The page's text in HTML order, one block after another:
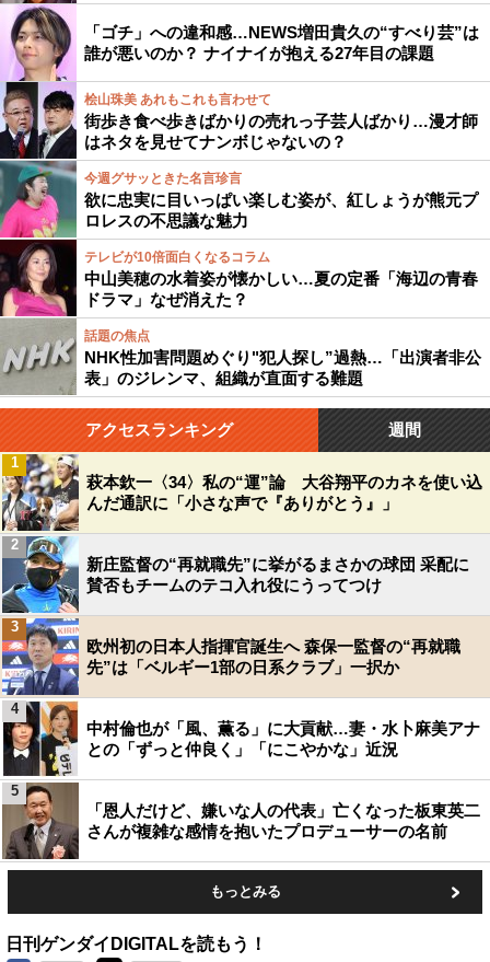
「ゴチ」への違和感…NEWS増田貴久の“すべり芸”は
誰が悪いのか？ ナイナイが抱える27年目の課題
桧山珠美 あれもこれも言わせて
街歩き食べ歩きばかりの売れっ子芸人ばかり…漫才師
はネタを見せてナンボじゃないの？
今週グサッときた名言珍言
欲に忠実に目いっぱい楽しむ姿が、紅しょうが熊元プ
ロレスの不思議な魅力
テレビが10倍面白くなるコラム
中山美穂の水着姿が懐かしい…夏の定番「海辺の青春
ドラマ」なぜ消えた？
話題の焦点
NHK性加害問題めぐり"犯人探し”過熱…「出演者非公
表」のジレンマ、組織が直面する難題
アクセスランキング 週間
萩本欽一〈34〉私の“運”論 大谷翔平のカネを使い込
んだ通訳に「小さな声で『ありがとう』」
1
新庄監督の“再就職先”に挙がるまさかの球団 采配に
賛否もチームのテコ入れ役にうってつけ
2
欧州初の日本人指揮官誕生へ 森保一監督の“再就職
先”は「ベルギー1部の日系クラブ」一択か
3
中村倫也が「風、薫る」に大貢献…妻・水卜麻美アナ
との「ずっと仲良く」「にこやかな」近況
4
「恩人だけど、嫌いな人の代表」亡くなった板東英二
さんが複雑な感情を抱いたプロデューサーの名前
5
もっとみる
日刊ゲンダイDIGITALを読もう！